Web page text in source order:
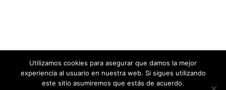
Utilizamos cookies para asegurar que damos la mejor
experiencia al usuario en nuestra web. Si sigues utilizando
este sitio asumiremos que estás de acuerdo.